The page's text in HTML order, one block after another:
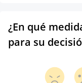
¿En qué
para su